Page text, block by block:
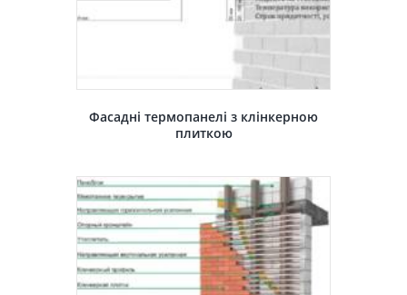
Фасадні термопанелі з клінкерною
плиткою